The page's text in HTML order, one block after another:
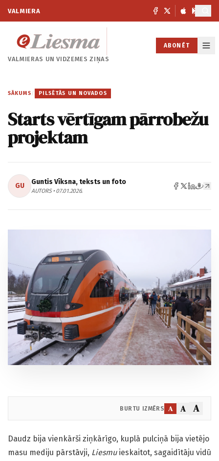
VALMIERA
VALMIERAS UNVIDZEMES ZIŅAS
ABONĒT
SĀKUMS / PILSĒTĀS UN NOVADOS
Starts vērtīgam pārrobežu
projektam
GU Guntis Vīksna, teksts un foto
AUTORS • 07.01.2026.
BURTU IZMĒRS A A A
Daudz bija vienkārši ziņkārīgo, kuplā pulciņā bija vietējo
masu mediju pārstāvji, Liesmuieskaitot, sagaidītāju vidū